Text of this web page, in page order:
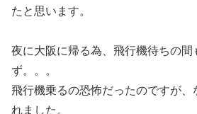
たと思います。
夜に大阪に帰る為、飛行機待ちの間
ず。。。
飛行機乗るの恐怖だったのですが、
れました。